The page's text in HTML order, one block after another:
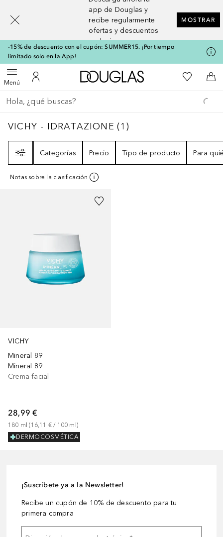
app de Douglas y
recibe regularmente
ofertas y descuentos
exclusivos
MOSTRAR
-15% de descuento con el cupón: SUMMER15. ¡Por tiempo
limitado solo en la App!
MenúAbrir menúMi cuenta
A Douglas HomeMi lista de
A
Regresar
Ejecutar búsqueda
VICHY - IDRATAZIONE 1
VICHY - IDRATAZIONE (1 )
Categorías
Precio Tipo de producto Para
Notas sobre la clasificación
VICHY
Mineral 89
Mineral 89
Crema facial
28,99 €
180 ml (16,11 € / 100 ml )
DERMOCOSMÉTICA
¡Suscríbete ya a la Newsletter!
Recibe un cupón de 10% de descuento para tu
primera compra
[navigation.slideout.screenreader]